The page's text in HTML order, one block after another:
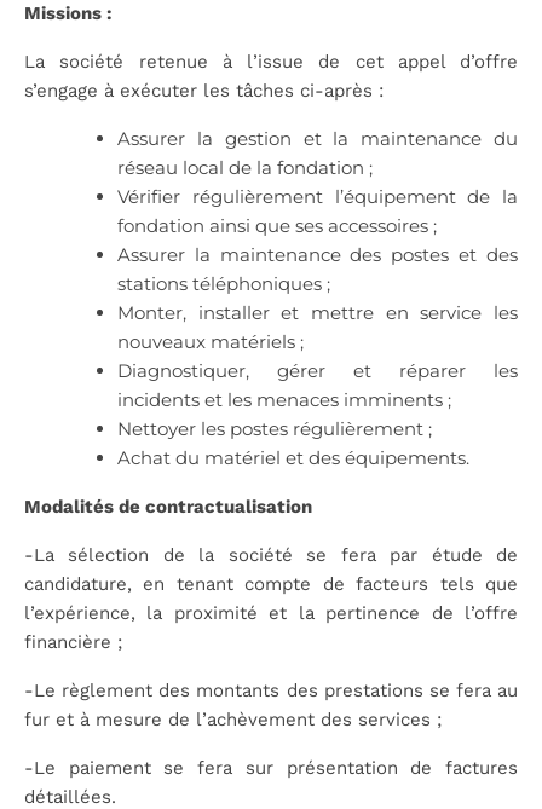
Missions :
La société retenue à l’issue de cet appel d’offre
s’engage à exécuter les tâches ci-après :
Assurer la gestion et la maintenance du
réseau local de la fondation ;
Vérifier régulièrement l’équipement de la
fondation ainsi que ses accessoires ;
Assurer la maintenance des postes et des
stations téléphoniques ;
Monter, installer et mettre en service les
nouveaux matériels ;
Diagnostiquer, gérer et réparer les
incidents et les menaces imminents ;
Nettoyer les postes régulièrement ;
Achat du matériel et des équipements.
Modalités de contractualisation
-La sélection de la société se fera par étude de
candidature, en tenant compte de facteurs tels que
l’expérience, la proximité et la pertinence de l’offre
financière ;
-Le règlement des montants des prestations se fera au
fur et à mesure de l’achèvement des services ;
-Le paiement se fera sur présentation de factures
détaillées.